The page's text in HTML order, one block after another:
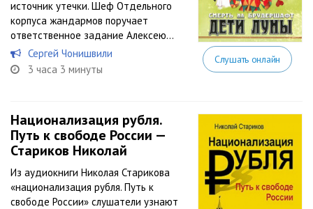
источник утечки. Шеф Отдельного
корпуса жандармов поручает
ответственное задание Алексею...
Сергей Чонишвили
3 часа 3 минуты
Слушать онлайн
Национализация рубля.
Путь к свободе России —
Стариков Николай
Из аудиокниги Николая Старикова
«национализация рубля. Путь к
свободе России» слушатели узнают